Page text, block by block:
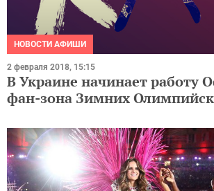
НОВОСТИ АФИШИ
2 февраля 2018, 15:15
В Украине начинает работу
фан-зона Зимних